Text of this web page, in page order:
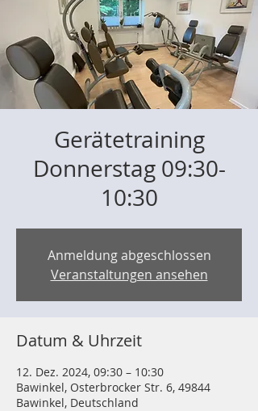
Gerätetraining
Donnerstag 09:30-
10:30
Anmeldung abgeschlossen
Veranstaltungen ansehen
Datum & Uhrzeit
12. Dez. 2024, 09:30 – 10:30
Bawinkel, Osterbrocker Str. 6, 49844
Bawinkel, Deutschland